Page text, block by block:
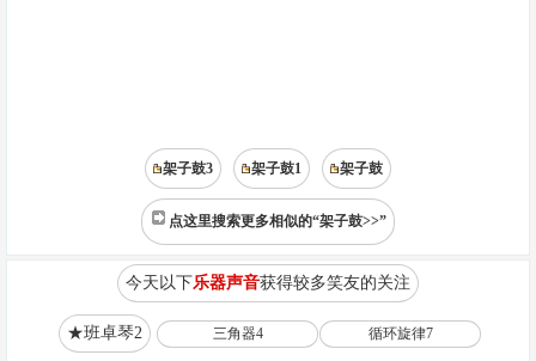
架子鼓3 架子鼓1 架子鼓
点这里搜索更多相似的“架子鼓>>”
今天以下乐器声音获得较多笑友的关注
★班卓琴2 三角器4 循环旋律7